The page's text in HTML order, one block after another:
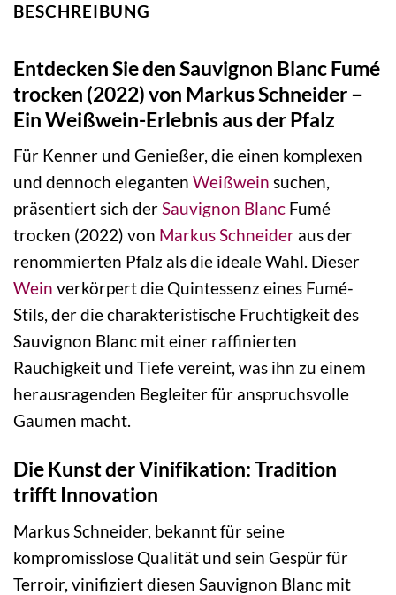
BESCHREIBUNG
Entdecken Sie den Sauvignon Blanc Fumé
trocken (2022) von Markus Schneider –
Ein Weißwein-Erlebnis aus der Pfalz
Für Kenner und Genießer, die einen komplexen
und dennoch eleganten Weißwein suchen,
präsentiert sich derSauvignon Blanc Fumé
trocken (2022) von Markus Schneider aus der
renommierten Pfalz als die ideale Wahl. Dieser
Wein verkörpert die Quintessenz eines Fumé-
Stils, der die charakteristische Fruchtigkeit des
Sauvignon Blanc mit einer raffinierten
Rauchigkeit und Tiefe vereint, was ihn zu einem
herausragenden Begleiter für anspruchsvolle
Gaumen macht.
Die Kunst der Vinifikation: Tradition
trifft Innovation
Markus Schneider, bekannt für seine
kompromisslose Qualität und sein Gespür für
Terroir, vinifiziert diesen Sauvignon Blanc mit